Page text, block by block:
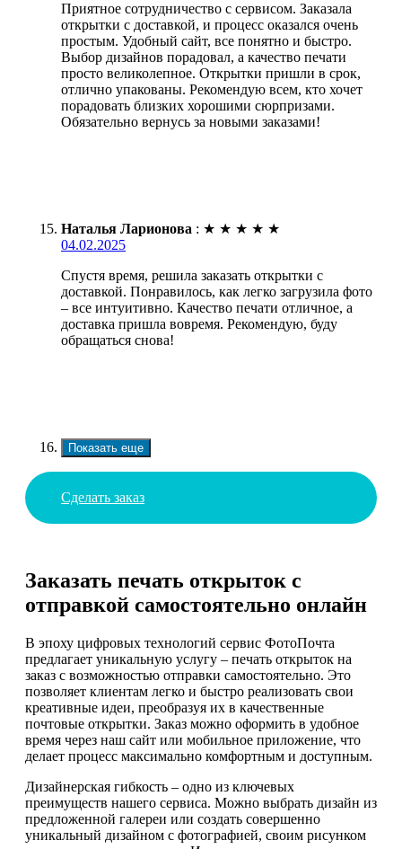
Приятное сотрудничество с сервисом. Заказала
открытки с доставкой, и процесс оказался очень
простым. Удобный сайт, все понятно и быстро.
Выбор дизайнов порадовал, а качество печати
просто великолепное. Открытки пришли в срок,
отлично упакованы. Рекомендую всем, кто хочет
порадовать близких хорошими сюрпризами.
Обязательно вернусь за новыми заказами!
Наталья Ларионова : ★ ★ ★ ★ ★
04.02.2025
Спустя время, решила заказать открытки с
доставкой. Понравилось, как легко загрузила фото
– все интуитивно. Качество печати отличное, а
доставка пришла вовремя. Рекомендую, буду
обращаться снова!
Показать еще
Сделать заказ
Заказать печать открыток с
отправкой самостоятельно онлайн
В эпоху цифровых технологий сервис ФотоПочта
предлагает уникальную услугу – печать открыток на
заказ с возможностью отправки самостоятельно. Это
позволяет клиентам легко и быстро реализовать свои
креативные идеи, преобразуя их в качественные
почтовые открытки. Заказ можно оформить в удобное
время через наш сайт или мобильное приложение, что
делает процесс максимально комфортным и доступным.
Дизайнерская гибкость – одно из ключевых
преимуществ нашего сервиса. Можно выбрать дизайн из
предложенной галереи или создать совершенно
уникальный дизайном с фотографией, своим рисунком